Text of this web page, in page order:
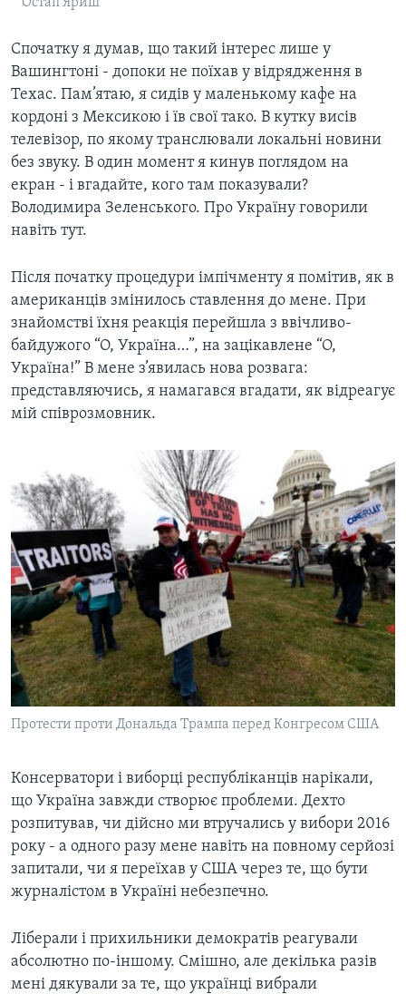
Остап Яриш
Спочатку я думав, що такий інтерес лише у
Вашингтоні - допоки не поїхав у відрядження в
Техас. Пам’ятаю, я сидів у маленькому кафе на
кордоні з Мексикою і їв свої тако. В кутку висів
телевізор, по якому транслювали локальні новини
без звуку. В один момент я кинув поглядом на
екран - і вгадайте, кого там показували?
Володимира Зеленського. Про Україну говорили
навіть тут.
Після початку процедури імпічменту я помітив, як в
американців змінилось ставлення до мене. При
знайомстві їхня реакція перейшла з ввічливо-
байдужого “О, Україна…”, на зацікавлене “О,
Україна!” В мене з’явилась нова розвага:
представляючись, я намагався вгадати, як відреагує
мій співрозмовник.
Протести проти Дональда Трампа перед Конгресом США
Консерватори і виборці республіканців нарікали,
що Україна завжди створює проблеми. Дехто
розпитував, чи дійсно ми втручались у вибори 2016
року - а одного разу мене навіть на повному серйозі
запитали, чи я переїхав у США через те, що бути
журналістом в Україні небезпечно.
Ліберали і прихильники демократів реагували
абсолютно по-іншому. Смішно, але декілька разів
мені дякували за те, що українці вибрали